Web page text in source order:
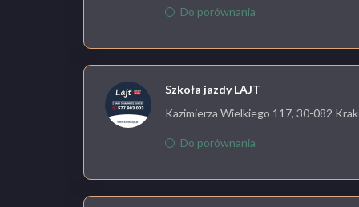
Do porównania
Szkoła jazdy LAJT
Kazimierza Wielkiego 117, 30-082
Do porównania